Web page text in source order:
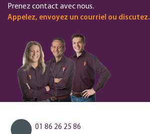
Prenez contact avec nous.
Appelez, envoyez un courriel ou discutez.
01 86 26 25 86